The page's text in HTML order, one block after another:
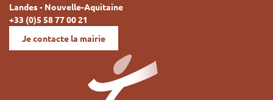
Landes - Nouvelle-Aquitaine
+33 (0)5 58 77 00 21
Je contacte la mairie